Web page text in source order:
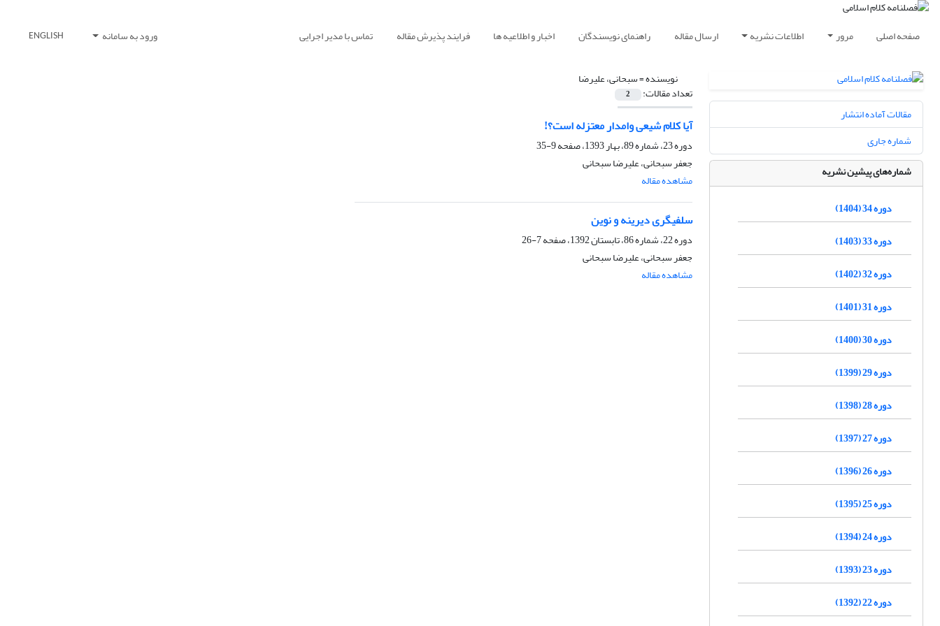
صفحه اصلی مرور اطلاعات نشریه ارسال مقاله راهنمای نویسندگان اخبار و اطلاعیه ها فرایند پذیرش مقاله تماس با مدیر اجرایی ورود به سامانه ENGLISH
نویسنده =سبحانی، علیرضا
تعداد مقالات: 2
آیا کلام شیعى وامدار معتزله است؟!
دوره 23، شماره 89، بهار 1393، صفحه
9-35
جعفر سبحانی، علیرضا سبحانی
مشاهده مقاله
سلفى‏گرى دیرینه و نوین
دوره 22، شماره 86، تابستان 1392، صفحه
7-26
جعفر سبحانی، علیرضا سبحانی
مشاهده مقاله
مقالات آماده انتشار
شماره جاری
شماره‌های پیشین نشریه
دوره 34 (1404)
دوره 33 (1403)
دوره 32 (1402)
دوره 31 (1401)
دوره 30 (1400)
دوره 29 (1399)
دوره 28 (1398)
دوره 27 (1397)
دوره 26 (1396)
دوره 25 (1395)
دوره 24 (1394)
دوره 23 (1393)
دوره 22 (1392)